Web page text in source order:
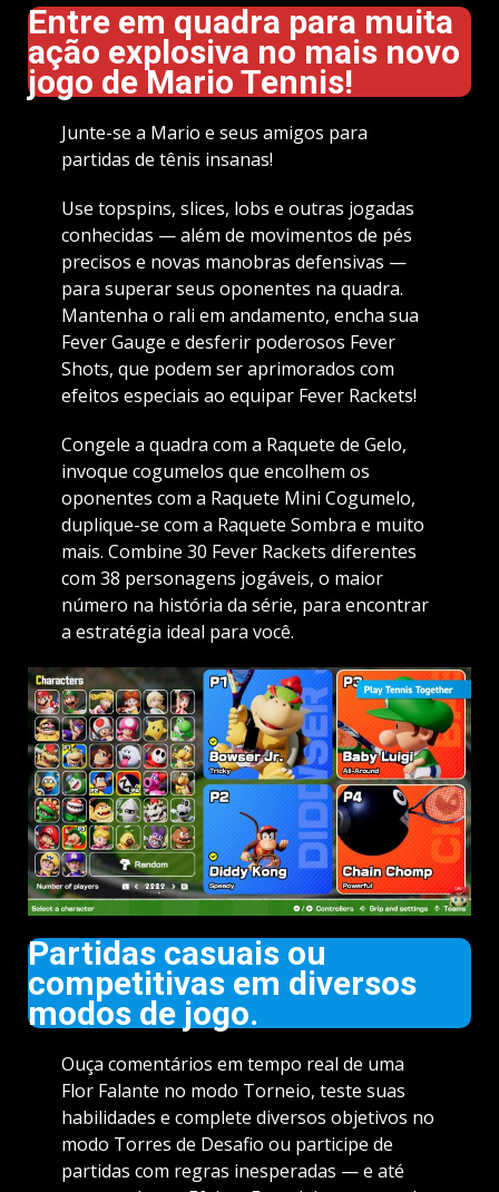
Entre em quadra para muita
ação explosiva no mais novo
jogo de Mario Tennis!
Junte-se a Mario e seus amigos para
partidas de tênis insanas!
Use topspins, slices, lobs e outras jogadas
conhecidas — além de movimentos de pés
precisos e novas manobras defensivas —
para superar seus oponentes na quadra.
Mantenha o rali em andamento, encha sua
Fever Gauge e desferir poderosos Fever
Shots, que podem ser aprimorados com
efeitos especiais ao equipar Fever Rackets!
Congele a quadra com a Raquete de Gelo,
invoque cogumelos que encolhem os
oponentes com a Raquete Mini Cogumelo,
duplique-se com a Raquete Sombra e muito
mais. Combine 30 Fever Rackets diferentes
com 38 personagens jogáveis, o maior
número na história da série, para encontrar
a estratégia ideal para você.
Partidas casuais ou
competitivas em diversos
modos de jogo.
Ouça comentários em tempo real de uma
Flor Falante no modo Torneio, teste suas
habilidades e complete diversos objetivos no
modo Torres de Desafio ou participe de
partidas com regras inesperadas — e até